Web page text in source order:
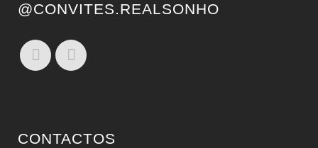
@CONVITES.REALSONHO
CONTACTOS